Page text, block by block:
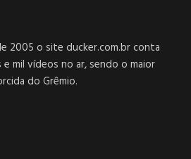
2005 o site ducker.com.br conta
mil vídeos no ar, sendo o maior
do Grêmio.